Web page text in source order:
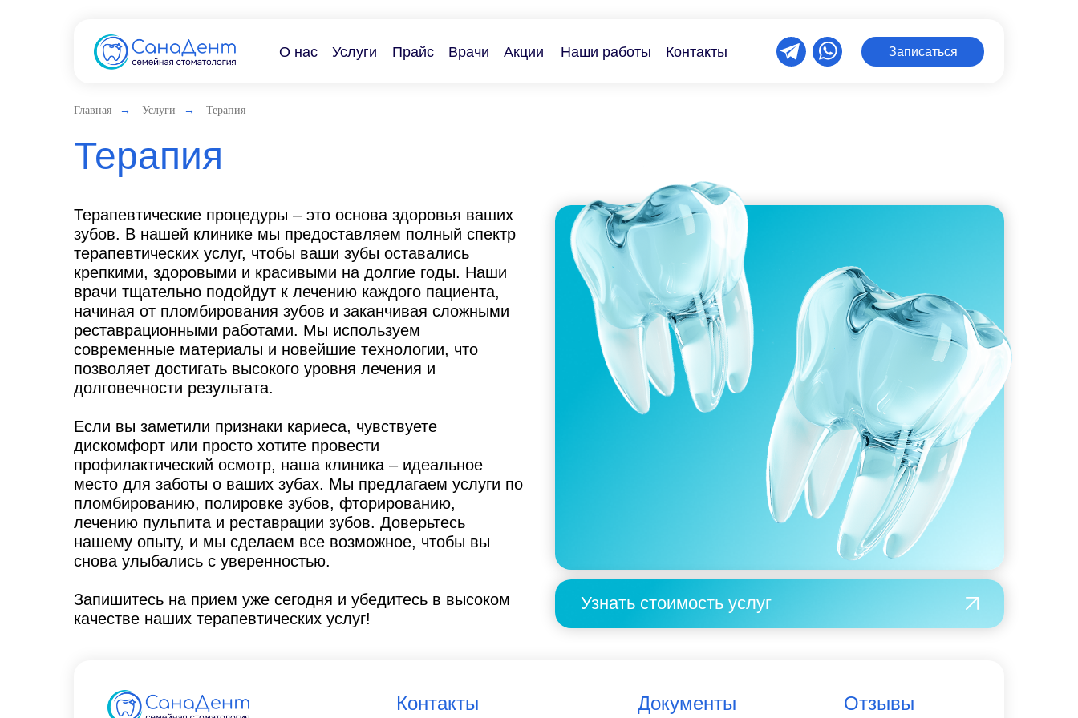
О нас Услуги Прайс Врачи Акции Наши работы Контакты Записаться
Главная → Услуги → Терапия
Терапия
Терапевтические процедуры – это основа здоровья ваших
зубов. В нашей клинике мы предоставляем полный спектр
терапевтических услуг, чтобы ваши зубы оставались
крепкими, здоровыми и красивыми на долгие годы. Наши
врачи тщательно подойдут к лечению каждого пациента,
начиная от пломбирования зубов и заканчивая сложными
реставрационными работами. Мы используем
современные материалы и новейшие технологии, что
позволяет достигать высокого уровня лечения и
долговечности результата.
Если вы заметили признаки кариеса, чувствуете
дискомфорт или просто хотите провести
профилактический осмотр, наша клиника – идеальное
место для заботы о ваших зубах. Мы предлагаем услуги по
пломбированию, полировке зубов, фторированию,
лечению пульпита и реставрации зубов. Доверьтесь
нашему опыту, и мы сделаем все возможное, чтобы вы
снова улыбались с уверенностью.
Запишитесь на прием уже сегодня и убедитесь в высоком
качестве наших терапевтических услуг!
Узнать стоимость услуг
Контакты Документы Отзывы